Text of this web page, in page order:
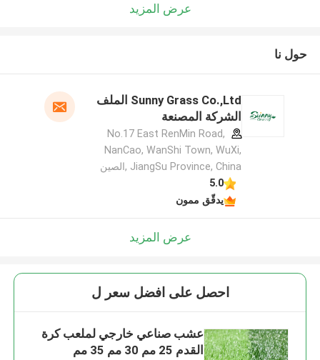
عرض المزيد
حول نا
Sunny Grass Co.,Ltd الملف
الشركة المصنعة
No.17 East RenMin Road,
NanCao, WanShi Town, WuXi,
JiangSu Province, China ,الصين
5.0
يدقّق ممون
عرض المزيد
احصل على افضل سعر ل
عشب صناعي خارجي لملعب كرة
القدم 25 مم 30 مم 35 مم